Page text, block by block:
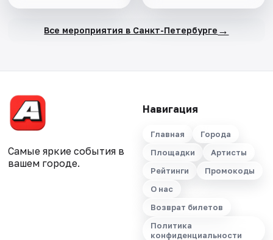
Все мероприятия в Санкт-Петербурге →
Самые яркие события в
вашем городе.
Навигация
Главная
Города
Площадки
Артисты
Рейтинги
Промокоды
О нас
Возврат билетов
Политика
конфиденциальности